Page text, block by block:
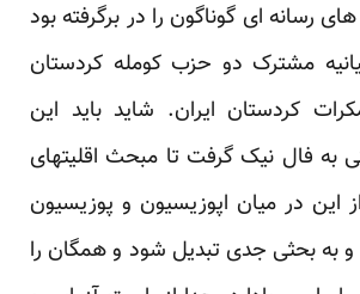
رسانه ای گوناگون را در برگرفته بود
مشترک دو حزب کومله کردستان
کردستان ایران. شاید باید این
به فال نیک گرفت تا مبحث اقلیتهای
در میان اپوزیسیون و پوزیسیون
و به بحثی جدی تبدیل شود و همگان را